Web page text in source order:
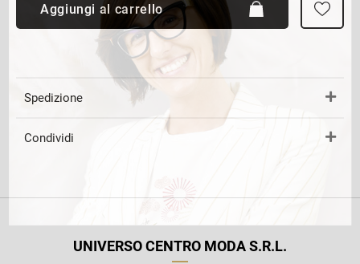
Aggiungi al carrello
Spedizione
Condividi
UNIVERSO CENTRO MODA S.R.L.